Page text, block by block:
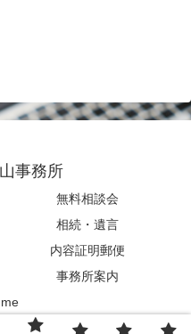
事務所
無料相談会
相続・遺言
内容証明郵便
事務所案内